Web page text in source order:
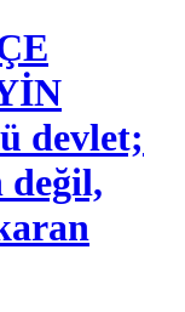
devlet;
değil,